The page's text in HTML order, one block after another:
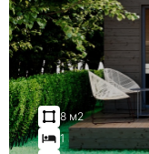
8 м2
1